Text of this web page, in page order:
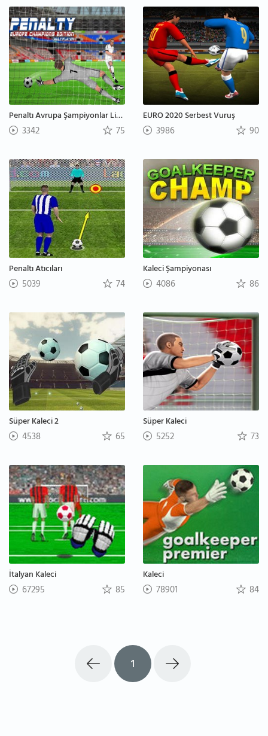
Penaltı Avrupa Şampiyonlar Ligi Çok Oyunculu
3342 75
EURO 2020 Serbest Vuruş
3986 90
Penaltı Atıcıları
5039 74
Kaleci Şampiyonası
4086 86
Süper Kaleci 2
4538 65
Süper Kaleci
5252 73
İtalyan Kaleci
67295 85
Kaleci
78901 84
1